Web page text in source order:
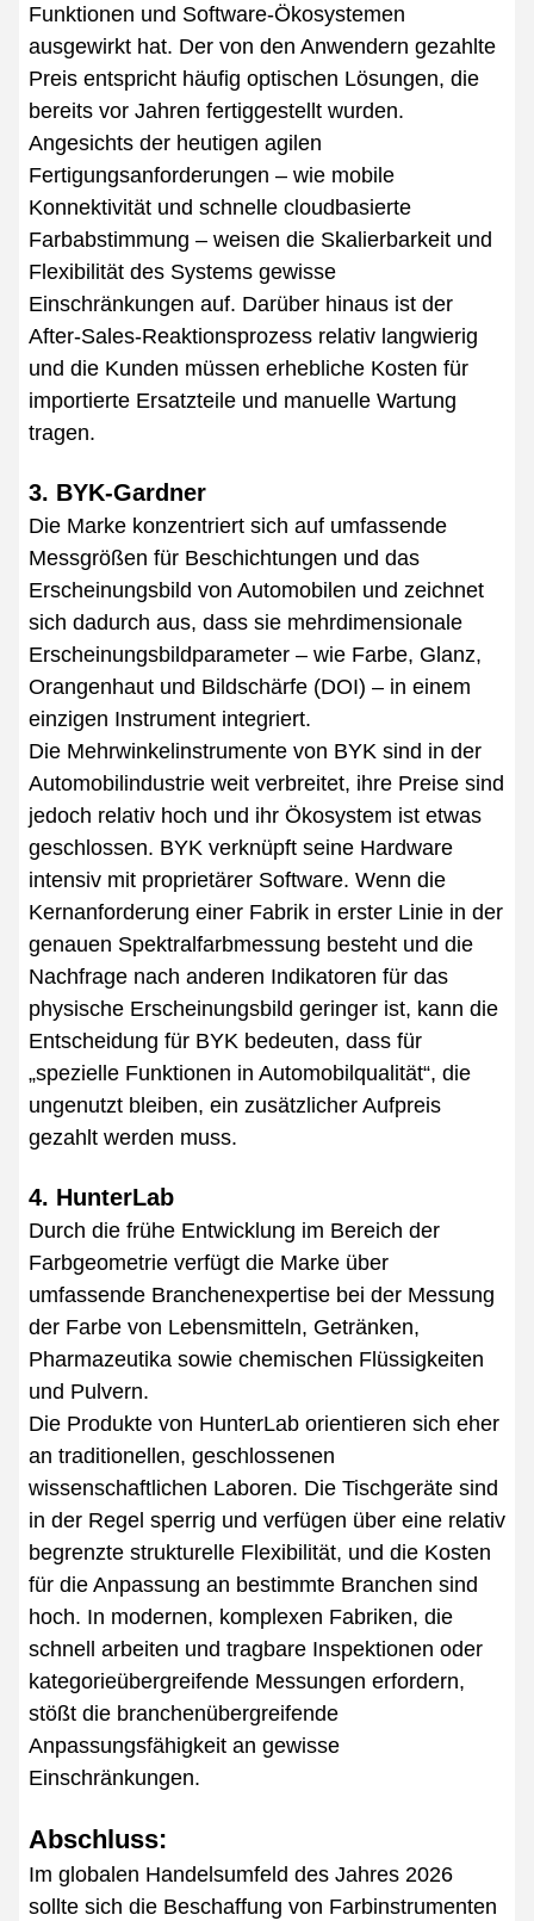
Funktionen und Software-Ökosystemen
ausgewirkt hat. Der von den Anwendern gezahlte
Preis entspricht häufig optischen Lösungen, die
bereits vor Jahren fertiggestellt wurden.
Angesichts der heutigen agilen
Fertigungsanforderungen – wie mobile
Konnektivität und schnelle cloudbasierte
Farbabstimmung – weisen die Skalierbarkeit und
Flexibilität des Systems gewisse
Einschränkungen auf. Darüber hinaus ist der
After-Sales-Reaktionsprozess relativ langwierig
und die Kunden müssen erhebliche Kosten für
importierte Ersatzteile und manuelle Wartung
tragen.
3. BYK-Gardner
Die Marke konzentriert sich auf umfassende
Messgrößen für Beschichtungen und das
Erscheinungsbild von Automobilen und zeichnet
sich dadurch aus, dass sie mehrdimensionale
Erscheinungsbildparameter – wie Farbe, Glanz,
Orangenhaut und Bildschärfe (DOI) – in einem
einzigen Instrument integriert.
Die Mehrwinkelinstrumente von BYK sind in der
Automobilindustrie weit verbreitet, ihre Preise sind
jedoch relativ hoch und ihr Ökosystem ist etwas
geschlossen. BYK verknüpft seine Hardware
intensiv mit proprietärer Software. Wenn die
Kernanforderung einer Fabrik in erster Linie in der
genauen Spektralfarbmessung besteht und die
Nachfrage nach anderen Indikatoren für das
physische Erscheinungsbild geringer ist, kann die
Entscheidung für BYK bedeuten, dass für
„spezielle Funktionen in Automobilqualität“, die
ungenutzt bleiben, ein zusätzlicher Aufpreis
gezahlt werden muss.
4. HunterLab
Durch die frühe Entwicklung im Bereich der
Farbgeometrie verfügt die Marke über
umfassende Branchenexpertise bei der Messung
der Farbe von Lebensmitteln, Getränken,
Pharmazeutika sowie chemischen Flüssigkeiten
und Pulvern.
Die Produkte von HunterLab orientieren sich eher
an traditionellen, geschlossenen
wissenschaftlichen Laboren. Die Tischgeräte sind
in der Regel sperrig und verfügen über eine relativ
begrenzte strukturelle Flexibilität, und die Kosten
für die Anpassung an bestimmte Branchen sind
hoch. In modernen, komplexen Fabriken, die
schnell arbeiten und tragbare Inspektionen oder
kategorieübergreifende Messungen erfordern,
stößt die branchenübergreifende
Anpassungsfähigkeit an gewisse
Einschränkungen.
Abschluss:
Im globalen Handelsumfeld des Jahres 2026
sollte sich die Beschaffung von Farbinstrumenten